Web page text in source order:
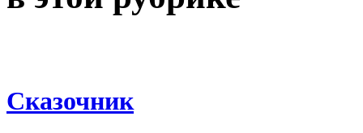
Сказочник